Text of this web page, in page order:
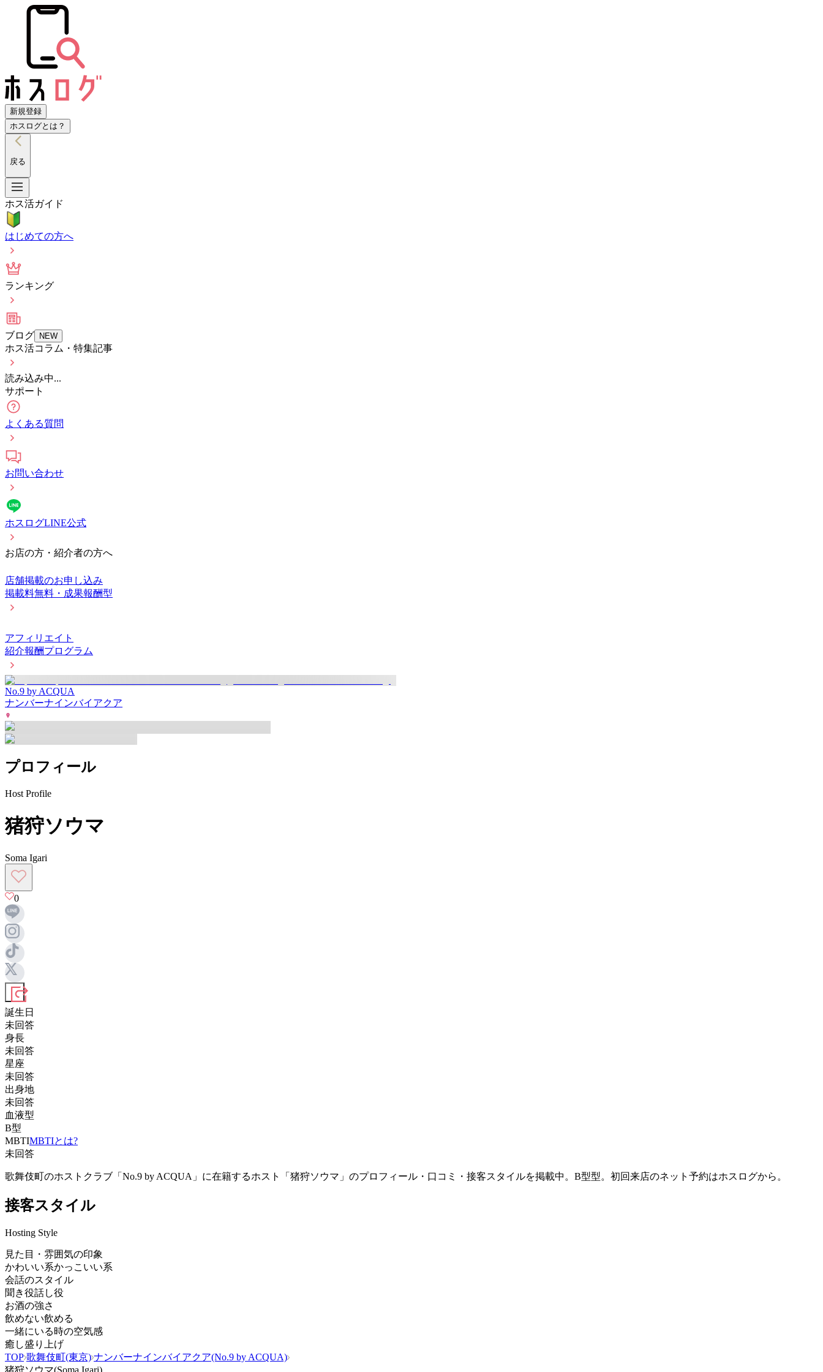
新規登録
ホスログとは？
戻る
ホス活ガイド
はじめての方へ
ランキング
ブログ NEW
ホス活コラム・特集記事
読み込み中...
サポート
よくある質問
お問い合わせ
ホスログLINE公式
お店の方・紹介者の方へ
店舗掲載のお申し込み
掲載料無料・成果報酬型
アフィリエイト
紹介報酬プログラム
No.9 by ACQUA
ナンバーナインバイアクア
プロフィール
Host Profile
猪狩ソウマ
Soma Igari
0
誕生日
未回答
身長
未回答
星座
未回答
出身地
未回答
血液型
B型
MBTIMBTIとは?
未回答
歌舞伎町のホストクラブ「No.9 by ACQUA」に在籍するホスト「猪狩ソウマ」のプロフィール・口コミ・接客スタイルを掲載中。B型型。初回来店のネット予約はホスログから。
接客スタイル
Hosting Style
見た目・雰囲気の印象
かわいい系かっこいい系
会話のスタイル
聞き役話し役
お酒の強さ
飲めない飲める
一緒にいる時の空気感
癒し盛り上げ
TOP 歌舞伎町(東京) ナンバーナインバイアクア(No.9 by ACQUA)